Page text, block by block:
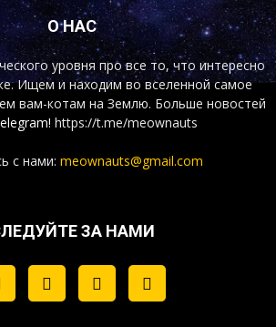
О НАС
уровня про все то, что интересно
Ищем и находим во вселенной самое
вам-котам на Землю. Больше новостей
https://t.me/meownauts
с нами: meownauts@gmail.com
ЗА НАМИ